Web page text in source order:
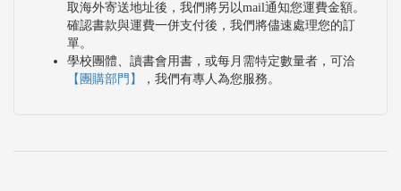
取海外寄送地址後，我們將另以mail通知您運費金額。
確認書款與運費一併支付後，我們將儘速處理您的訂
單。
學校團體、讀書會用書，或每月需特定數量者，可洽
【團購部門】
，我們有專人為您服務。